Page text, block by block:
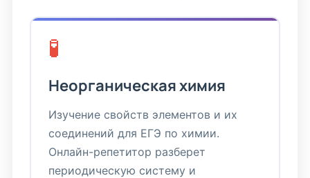
🧪
Неорганическая химия
Изучение свойств элементов и их
соединений для ЕГЭ по химии.
Онлайн-репетитор разберет
периодическую систему и